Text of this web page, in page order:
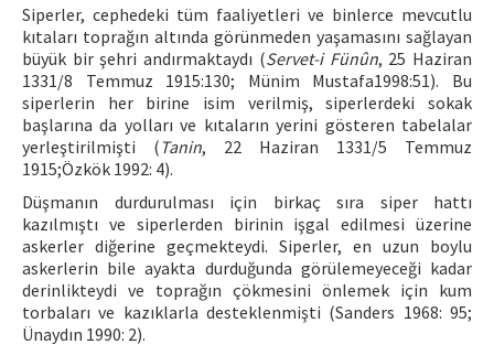
Siperler, cephedeki tüm faaliyetleri ve binlerce mevcutlu
kıtaları toprağın altında görünmeden yaşamasını sağlayan
büyük bir şehri andırmaktaydı (Servet-i Fünûn, 25 Haziran
1331/8 Temmuz 1915:130; Münim Mustafa1998:51). Bu
siperlerin her birine isim verilmiş, siperlerdeki sokak
başlarına da yolları ve kıtaların yerini gösteren tabelalar
yerleştirilmişti ( Tanin, 22 Haziran 1331/5 Temmuz
1915;Özkök 1992: 4).
Düşmanın durdurulması için birkaç sıra siper hattı
kazılmıştı ve siperlerden birinin işgal edilmesi üzerine
askerler diğerine geçmekteydi. Siperler, en uzun boylu
askerlerin bile ayakta durduğunda görülemeyeceği kadar
derinlikteydi ve toprağın çökmesini önlemek için kum
torbaları ve kazıklarla desteklenmişti (Sanders 1968: 95;
Ünaydın 1990: 2).